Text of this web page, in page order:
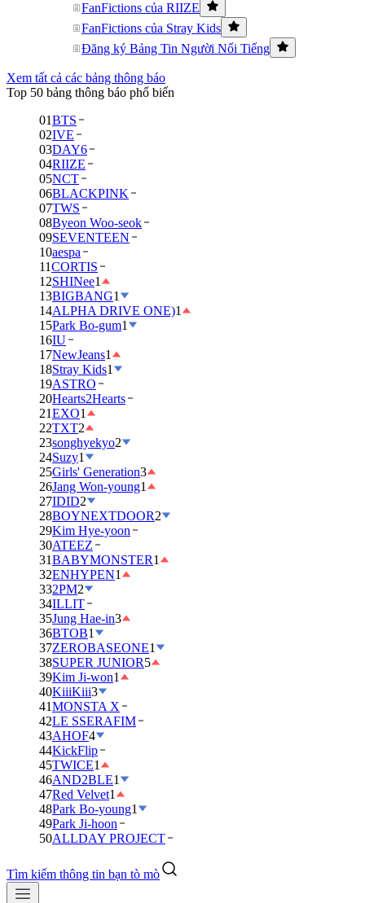
FanFictions của RIIZE
FanFictions của Stray Kids
Đăng ký Bảng Tin Người Nổi Tiếng
Xem tất cả các bảng thông báo
Top 50 bảng thông báo phổ biến
01BTS
02IVE
03DAY6
04RIIZE
05NCT
06BLACKPINK
07TWS
08Byeon Woo-seok
09SEVENTEEN
10aespa
11CORTIS
12SHINee1
13BIGBANG1
14ALPHA DRIVE ONE)1
15Park Bo-gum1
16IU
17NewJeans1
18Stray Kids1
19ASTRO
20Hearts2Hearts
21EXO1
22TXT2
23songhyekyo2
24Suzy1
25Girls' Generation3
26Jang Won-young1
27IDID2
28BOYNEXTDOOR2
29Kim Hye-yoon
30ATEEZ
31BABYMONSTER1
32ENHYPEN1
332PM2
34ILLIT
35Jung Hae-in3
36BTOB1
37ZEROBASEONE1
38SUPER JUNIOR5
39Kim Ji-won1
40KiiiKiii3
41MONSTA X
42LE SSERAFIM
43AHOF4
44KickFlip
45TWICE1
46AND2BLE1
47Red Velvet1
48Park Bo-young1
49Park Ji-hoon
50ALLDAY PROJECT
Tìm kiếm thông tin bạn tò mò